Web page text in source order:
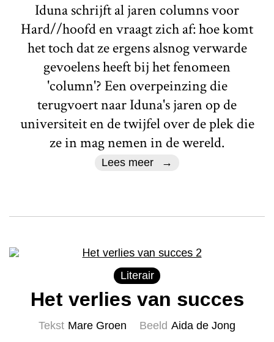
Iduna schrijft al jaren columns voor
Hard//hoofd en vraagt zich af: hoe komt
het toch dat ze ergens alsnog verwarde
gevoelens heeft bij het fenomeen
'column'? Een overpeinzing die
terugvoert naar Iduna's jaren op de
universiteit en de twijfel over de plek die
ze in mag nemen in de wereld.
Lees meer
Literair
Het verlies van succes
Tekst Mare Groen Beeld Aida de Jong